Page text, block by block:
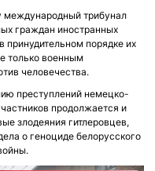
международный трибунал
граждан иностранных
принудительном порядке их
только военным
человечества.
преступлений немецко-
продолжается и
злодеяния гитлеровцев,
о геноциде белорусского